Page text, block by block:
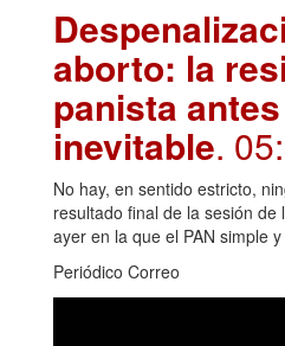
aborto: la
panista
inevitable.
No hay, en sentido estricto,
resultado final de la sesión
ayer en la que el PAN simple
Periódico Correo